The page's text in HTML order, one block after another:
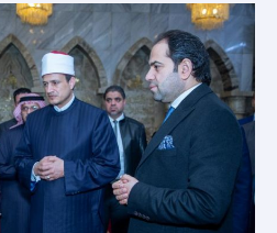
قوم
کے
اتحاد
کو
مستحکم
کرنے
اور
اسلامی